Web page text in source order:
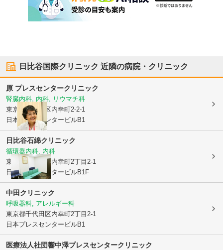
日比谷国際クリニック 近隣の病院・クリニック
原 プレスセンタークリニック
腎臓内科, 内科, リウマチ科
東京都千代田区内幸町2-2-1
日本プレスセンタービルB1
日比谷石綿クリニック
循環器内科, 内科
東京都千代田区内幸町2丁目2-1
日本プレスセンタービルB1F
中田クリニック
呼吸器科, アレルギー科
東京都千代田区内幸町2丁目2-1
日本プレスセンタービルB1
医療法人社団響中澤プレスセンタークリニック